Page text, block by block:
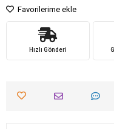
Favorilerime ekle
Hızlı Gönderi